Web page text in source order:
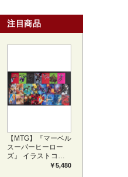
注目商品
【MTG】『マーベル
スーパーヒーロー
ズ』 イラストコレ
クション 54種コン
￥5,480